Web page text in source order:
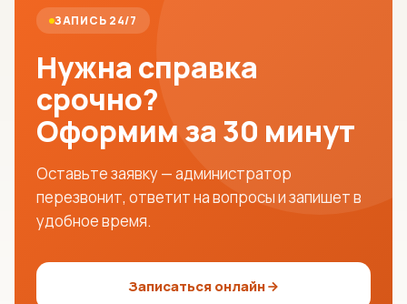
ЗАПИСЬ 24/7
Нужна справка
срочно?
Оформим за 30 минут
Оставьте заявку — администратор
перезвонит, ответит на вопросы и запишет в
удобное время.
Записаться онлайн